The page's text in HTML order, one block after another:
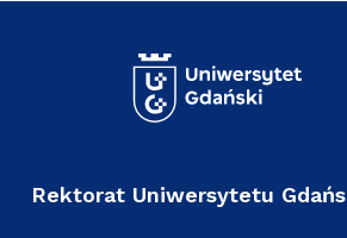
Rektorat Uniwersytetu